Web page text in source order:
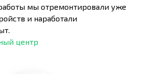
мы отремонтировали уже
и наработали
центр